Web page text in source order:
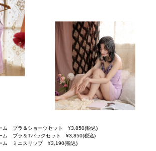
ム ブラ＆ショーツセット ¥3,850(税込)
ム ブラ＆Tバックセット ¥3,850(税込)
ム ミニスリップ ¥3,190(税込)